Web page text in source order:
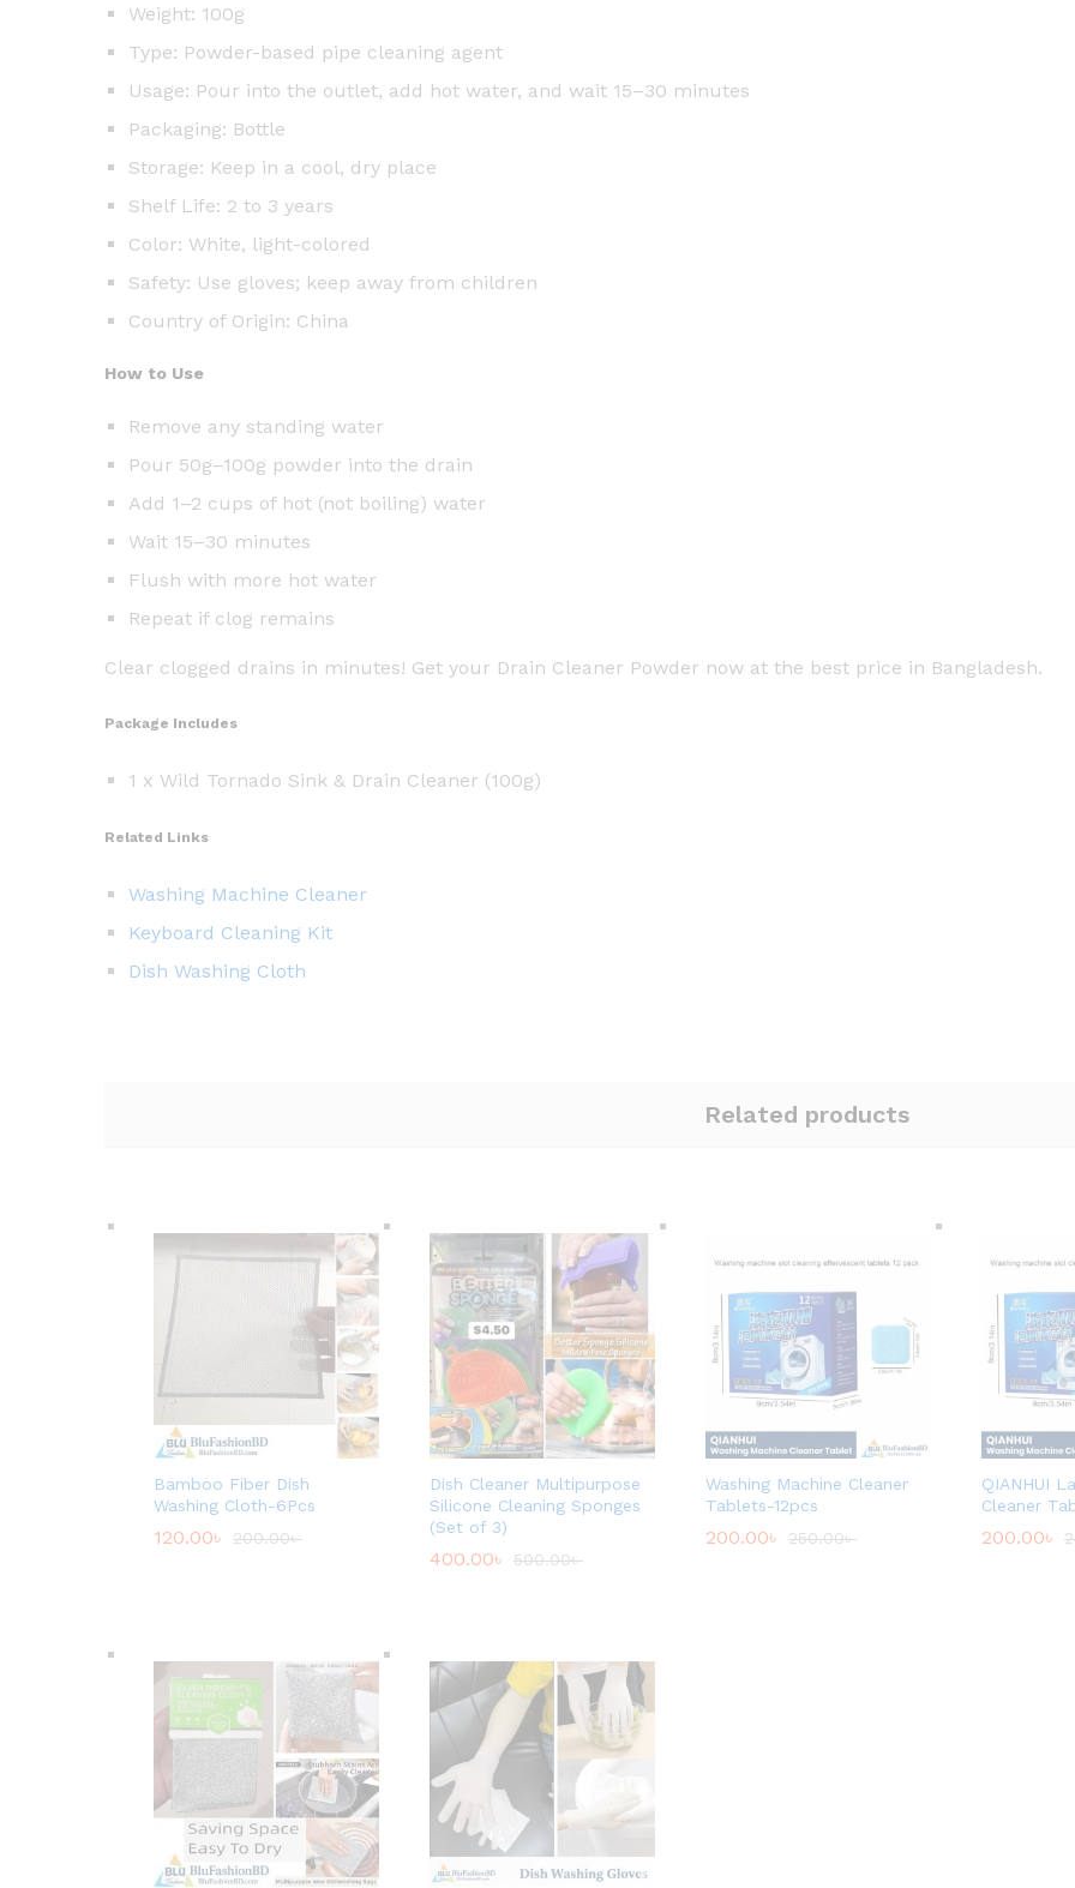
Weight: 100g
Type: Powder-based pipe cleaning agent
Usage: Pour into the outlet, add hot water, and wait 15–30 minutes
Packaging: Bottle
Storage: Keep in a cool, dry place
Shelf Life: 2 to 3 years
Color: White, light-colored
Safety: Use gloves; keep away from children
Country of Origin: China
How to Use
Remove any standing water
Pour 50g–100g powder into the drain
Add 1–2 cups of hot (not boiling) water
Wait 15–30 minutes
Flush with more hot water
Repeat if clog remains
Clear clogged drains in minutes! Get your Drain Cleaner Powder now at the best price in Bangladesh.
Package Includes
1 x Wild Tornado Sink & Drain Cleaner (100g)
Related Links
Washing Machine Cleaner
Keyboard Cleaning Kit
Dish Washing Cloth
Related products
Bamboo Fiber Dish
Washing Cloth-6Pcs
120.00৳ 200.00৳
Dish Cleaner Multipurpose
Silicone Cleaning Sponges
(Set of 3)
400.00৳ 500.00৳
Washing Machine Cleaner
Tablets-12pcs
200.00৳ 250.00৳
QIANHUI
Cleaner
200.00৳